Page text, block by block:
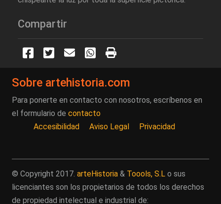
Compartir
Sobre artehistoria.com
Para ponerte en contacto con nosotros, escríbenos en
el formulario de contacto
Accesibilidad
Aviso Legal Privacidad
© Copyright 2017. arteHistoria & Toools, S.L o sus
licenciantes son los propietarios de todos los derechos
de propiedad intelectual e industrial de: